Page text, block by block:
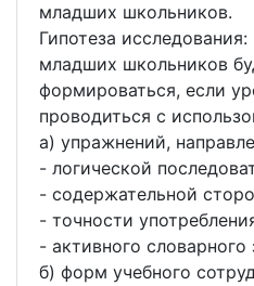
младших школьников.
Гипотеза исследования:
младших школьников
формироваться, если
проводиться с
а) упражнений,
- логической
- содержательной
- точности
- активного словарного
б) форм учебного